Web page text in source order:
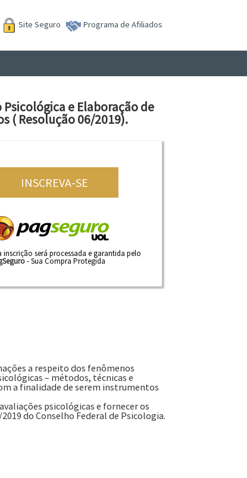
Site Seguro Programa de Afiliados
e Elaboração de
( Resolução 06/2019).
inscrição será processada e garantida pelo
- Sua Compra Protegida
a respeito dos fenômenos
– métodos, técnicas e
a finalidade de serem instrumentos
psicológicas e fornecer os
do Conselho Federal de Psicologia.